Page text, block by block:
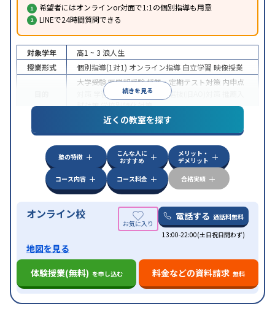
希望者にはオンラインor対面で1:1の個別指導も用意
LINEで24時間質問できる
続きを見る
対象学年 高1 ~ 3 浪人生
授業形式
個別指導(1対1) オンライン指導 自立学習 映像授業
大学受験医学部受験授業・定期テスト対策 内申点
学習習慣の定着 総合型選抜(旧AO)対策
試対策学校別特化対策
特徴
中高一貫校生に対応授業の振替可能
学習にPC・タブレットを利用オンライン対応1
科目から受講可能
近くの教室を探す
塾の特徴
こんな人に
おすすめ
メリット・
デメリット
コース内容
コース料金 合格実績
オンライン校 電話する 通話料無料
13:00-22:00(土日祝日問わず)
地図を見る
体験授業(無料) を申し込む 料金などの資料請求 無料